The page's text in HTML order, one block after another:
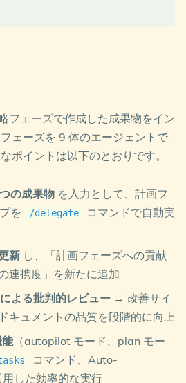
フェーズで作成した成果物をイン
ェーズを 9 体のエージェントで
ポイントは以下のとおりです。
の成果物 を入力として、計画フ
を
/delegate
コマンドで自動実
新 し、「計画フェーズへの貢献
連携度」を新たに追加
よる批判的レビュー → 改善サイ
キュメントの品質を段階的に向上
（autopilot モード、plan モー
コマンド、Auto-
した効率的な実行